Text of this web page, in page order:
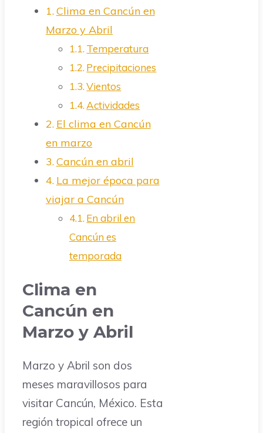
Clima en Cancún en
Marzo y Abril
Temperatura
Precipitaciones
Vientos
Actividades
El clima en Cancún
en marzo
Cancún en abril
La mejor época para
viajar a Cancún
En abril en
Cancún es
temporada
Clima en
Cancún en
Marzo y Abril
Marzo y Abril son dos
meses maravillosos para
visitar Cancún, México. Esta
región tropical ofrece un